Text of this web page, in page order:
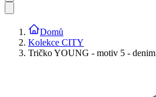
Domů
Kolekce CITY
Tričko YOUNG - motiv 5 - denim